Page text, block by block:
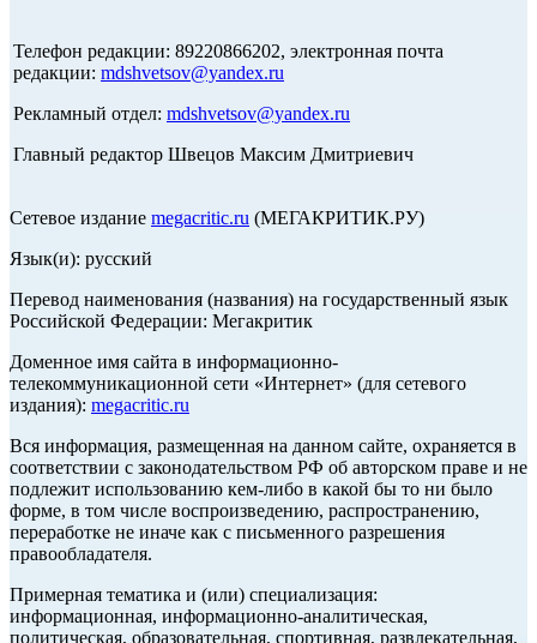
Телефон редакции: 89220866202, электронная почта
редакции: mdshvetsov@yandex.ru
Рекламный отдел: mdshvetsov@yandex.ru
Главный редактор Швецов Максим Дмитриевич
Сетевое издание megacritic.ru (МЕГАКРИТИК.РУ)
Язык(и): русский
Перевод наименования (названия) на государственный язык
Российской Федерации: Мегакритик
Доменное имя сайта в информационно-
телекоммуникационной сети «Интернет» (для сетевого
издания): megacritic.ru
Вся информация, размещенная на данном сайте, охраняется в
соответствии с законодательством РФ об авторском праве и не
подлежит использованию кем-либо в какой бы то ни было
форме, в том числе воспроизведению, распространению,
переработке не иначе как с письменного разрешения
правообладателя.
Примерная тематика и (или) специализация:
информационная, информационно-аналитическая,
политическая, образовательная, спортивная, развлекательная,